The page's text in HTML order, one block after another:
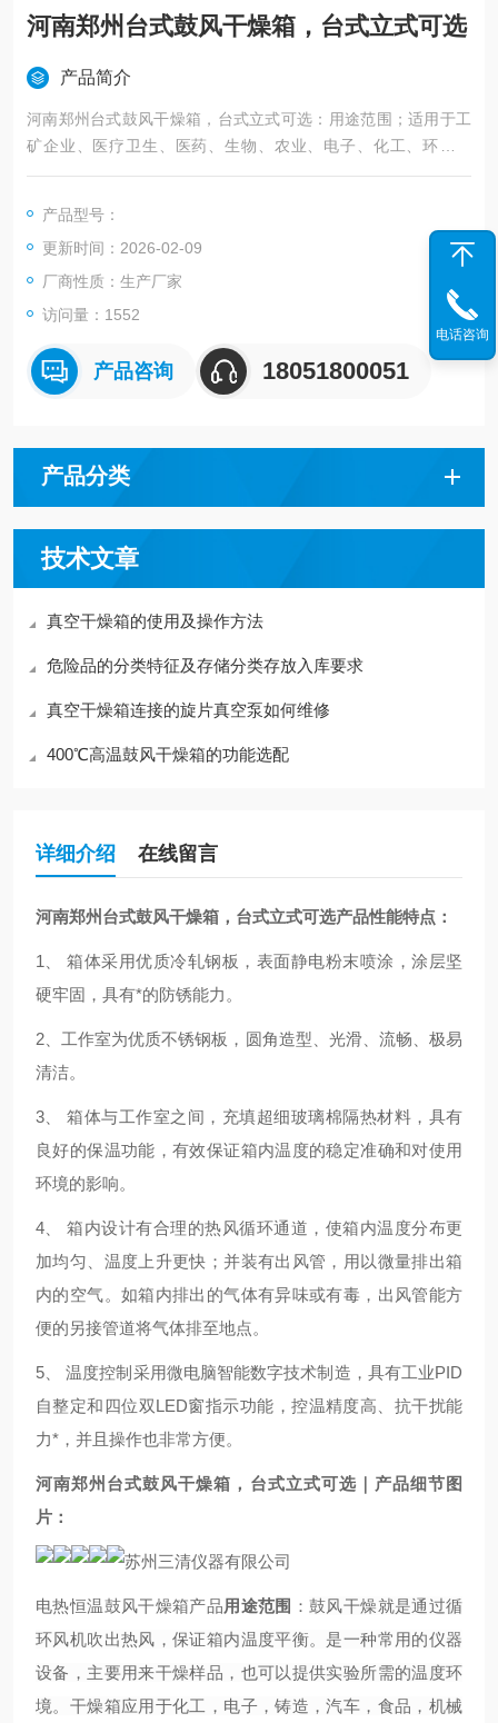
河南郑州台式鼓风干燥箱，台式立式可选
产品简介
河南郑州台式鼓风干燥箱，台式立式可选：用途范围；适用于工
矿企业、医疗卫生、医药、生物、农业、电子、化工、环境保
护、科研单位等部门对物品进行烘焙、干燥、溶解、消毒等用,
产品型号：
更新时间：2026-02-09
厂商性质：生产厂家
访问量：1552
产品咨询 18051800051
产品分类
技术文章
真空干燥箱的使用及操作方法
危险品的分类特征及存储分类存放入库要求
真空干燥箱连接的旋片真空泵如何维修
400℃高温鼓风干燥箱的功能选配
详细介绍 在线留言
河南郑州台式鼓风干燥箱，台式立式可选产品性能特点：
1、 箱体采用优质冷轧钢板，表面静电粉末喷涂，涂层坚
硬牢固，具有*的防锈能力。
2、工作室为优质不锈钢板，圆角造型、光滑、流畅、极易
清洁。
3、 箱体与工作室之间，充填超细玻璃棉隔热材料，具有
良好的保温功能，有效保证箱内温度的稳定准确和对使用
环境的影响。
4、 箱内设计有合理的热风循环通道，使箱内温度分布更
加均匀、温度上升更快；并装有出风管，用以微量排出箱
内的空气。如箱内排出的气体有异味或有毒，出风管能方
便的另接管道将气体排至地点。
5、 温度控制采用微电脑智能数字技术制造，具有工业PID
自整定和四位双LED窗指示功能，控温精度高、抗干扰能
力*，并且操作也非常方便。
河南郑州台式鼓风干燥箱，台式立式可选
产品细节图
片：
电热恒温鼓风干燥箱产品用途范围 ： 鼓风干燥就是通过循
环风机吹出热风，保证箱内温度平衡。是一种常用的仪器
设备，主要用来干燥样品，也可以提供实验所需的温度环
境。干燥箱应用于化工，电子，铸造，汽车，食品，机械
电话咨询